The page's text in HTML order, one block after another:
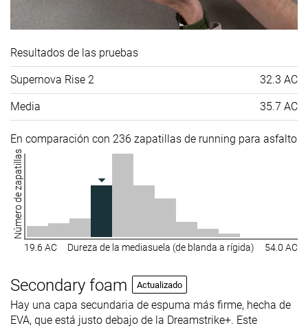
Resultados de las pruebas
Supernova Rise 2 32.3 AC
Media 35.7 AC
En comparación con 236 zapatillas de running para asfalto
Número de zapatillas
19.6 AC Dureza de la mediasuela (de blanda a rígida) 54.0 AC
Secondary foam Actualizado
Hay una capa secundaria de espuma más firme, hecha de
EVA, que está justo debajo de la Dreamstrike+. Este